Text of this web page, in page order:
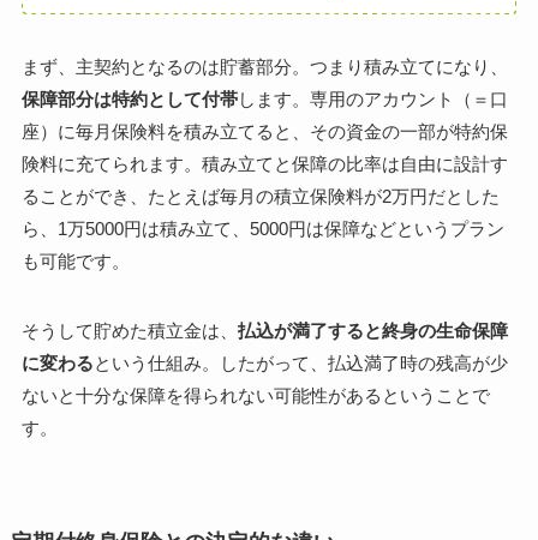
まず、主契約となるのは貯蓄部分。つまり積み立てになり、
保障部分は特約として付帯します。専用のアカウント（＝口
座）に毎月保険料を積み立てると、その資金の一部が特約保
険料に充てられます。積み立てと保障の比率は自由に設計す
ることができ、たとえば毎月の積立保険料が2万円だとした
ら、1万5000円は積み立て、5000円は保障などというプラン
も可能です。
そうして貯めた積立金は、 払込が満了すると終身の生命保障
に変わるという仕組み。したがって、払込満了時の残高が少
ないと十分な保障を得られない可能性があるということで
す。